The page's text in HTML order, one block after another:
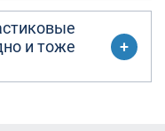
и тоже